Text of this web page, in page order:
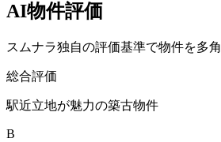
AI物件評価
スムナラ独自の評価基準で物件を多
総合評価
駅近立地が魅力の築古物件
B